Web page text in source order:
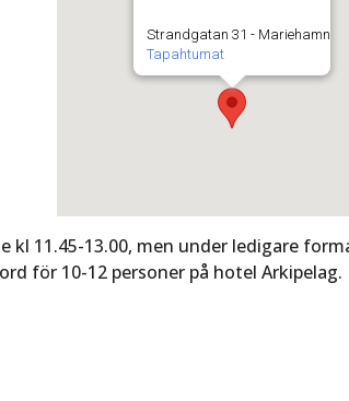
Strandgatan 31 - Mariehamn
Tapahtumat
11.45-13.00, men under ledigare
för 10-12 personer på hotel Arkipelag.